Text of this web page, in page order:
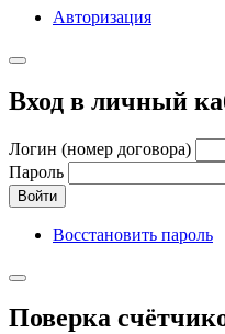
Авторизация
Вход в личный
Логин (номер договора)
Пароль
Войти
Восстановить пароль
Поверка